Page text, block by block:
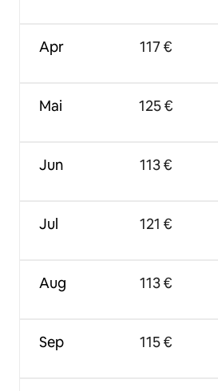
Apr
Mai
Jun
Jul
Aug
Sep
117 €
125 €
113 €
121 €
113 €
115 €